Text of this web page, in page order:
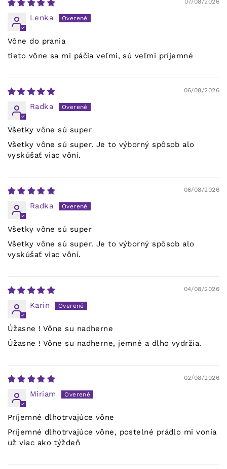
Lenka
Vône do prania
tieto vône sa mi páčia veľmi, sú veľmi príjemné
06/08/2026
Radka
Všetky vône sú super
Všetky vône sú super. Je to výborný spôsob alo
vyskúšať viac vôní.
06/08/2026
Radka
Všetky vône sú super
Všetky vône sú super. Je to výborný spôsob alo
vyskúšať viac vôní.
04/08/2026
Karin
Úžasne ! Vône su nadherne
Úžasne ! Vône su nadherne, jemné a dlho vydržia.
02/08/2026
Miriam
Príjemné dlhotrvajúce vône
Príjemné dlhotrvajúce vône, postelné prádlo mi vonia
už viac ako týždeň